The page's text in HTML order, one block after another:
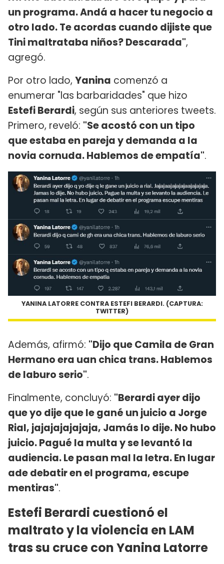
un programa. Andá a hacer tu negocio a
otro lado. Te acordas cuando dijiste que
Tini maltrataba niños? Descarada",
agregó.
Por otro lado, Yanina comenzó a
enumerar "las barbaridades" que hizo
Estefi Berardi, según sus anteriores tweets.
Primero, reveló: "Se acostó con un tipo
que estaba en pareja y demanda a la
novia cornuda. Hablemos de empatía".
YANINA LATORRE CONTRA ESTEFI BERARDI. (CAPTURA:
TWITTER)
Además, afirmó: "Dijo que Camila de Gran
Hermano era uan chica trans. Hablemos
de laburo serio".
Finalmente, concluyó: "Berardi ayer dijo
que yo dije que le gané un juicio a Jorge
Rial, jajajajajajaja, Jamás lo dije. No hubo
juicio. Pagué la multa y se levantó la
audiencia. Le pasan mal la letra. En lugar
ade debatir en el programa, escupe
mentiras".
Estefi Berardi cuestionó el
maltrato y la violencia en LAM
tras su cruce con Yanina Latorre